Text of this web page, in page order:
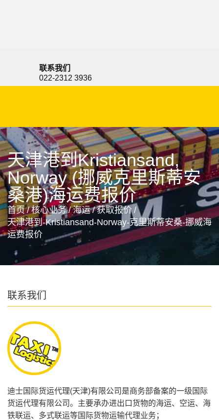
联系我们
022-2312 3936
天津港到Kristiansand,
Norway (挪威克里斯蒂安
桑港)海运费报价
首页 / 核心业务 / 海运 / 获取报价 /
天津港到-Kristiansand-Norway-克里斯蒂安桑-挪威海
运费报价
联系我们
迪士国际货运代理(天津)有限公司是商务部备案的一级国际
货运代理有限公司。主要承办进出口货物的海运、空运、海
铁联运、多式联运等国际货物运输代理业务；